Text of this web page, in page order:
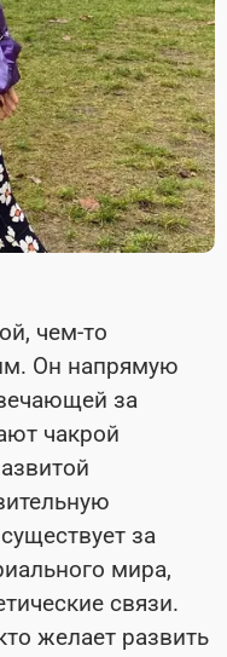
чем-то
Он напрямую
за
чакрой
за
мира,
связи.
желает развить